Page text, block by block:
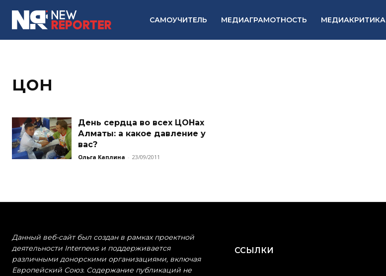
САМОУЧИТЕЛЬ МЕДИАГРАМОТНОСТЬ МЕДИАКРИТИКА
цон
День сердца во всех ЦОНах
Алматы: а какое давление у
вас?
Ольга Каплина - 23/09/2011
Данный веб-сайт был создан в рамках проектной
деятельности Internews и поддерживается
различными донорскими организациями, включая
Европейский Союз. Содержание публикаций не
ССЫЛКИ